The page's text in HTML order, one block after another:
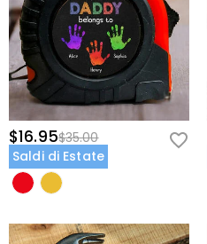
$16.95$35.00
Saldi di Estate